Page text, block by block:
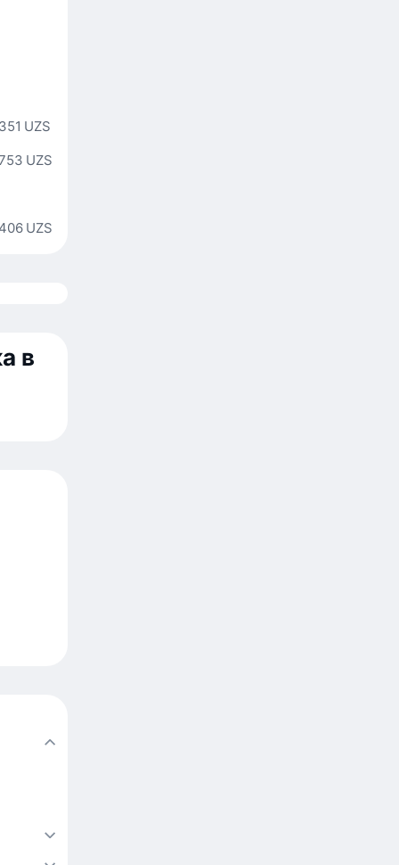
UZS
UZS
UZS
в